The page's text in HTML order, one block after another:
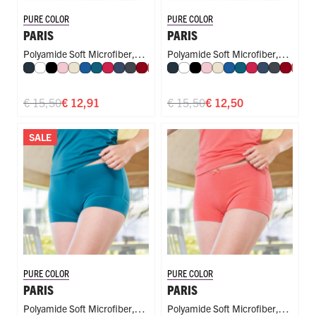
PURE COLOR
PARIS
Polyamide Soft Microfiber,
Short
Navy
WitZwart
RozeIvoorBlauw
Petrol
RoodDonkerblauw
Donkergrijs
Donkerrood
Koraal
Fuchsia
MintAubergine
OlijfDonkergroen
Perzik
Nude
Caffè Latte
Royal Blue
Steel Blue
€ 12,91
€ 15,50
PURE COLOR
PARIS
Polyamide Soft Microfiber,
Short
Navy
WitZwart
RozeIvoorBlauw
Petrol
Rood
€ 12,50
€ 15,50
SALE
PURE COLOR
PARIS
Polyamide Soft Microfiber,
PURE COLOR
PARIS
Polyamide Soft Microfiber,